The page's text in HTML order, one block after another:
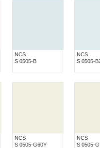
NCS
S 0505-B
NCS
S 0505-
NCS
S 0505-G60Y
NCS
S 0505-